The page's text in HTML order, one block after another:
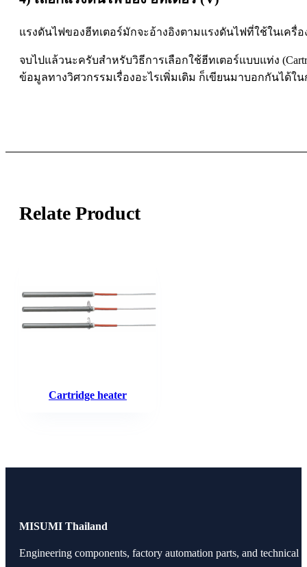
แรงดันไฟของฮีทเตอร์มักจะอ้างอิงตามแรงดันไฟที่ใช้ในเค
จบไปแล้วนะครับสำหรับวิธีการเลือกใช้ฮีทเตอร์แบบแท่ง
ข้อมูลทางวิศวกรรมเรื่องอะไรเพิ่มเติม ก็เขียนมาบอกกันได้ใ
Relate Product
Cartridge heater
MISUMI Thailand
Engineering components, factory automation parts, and technical